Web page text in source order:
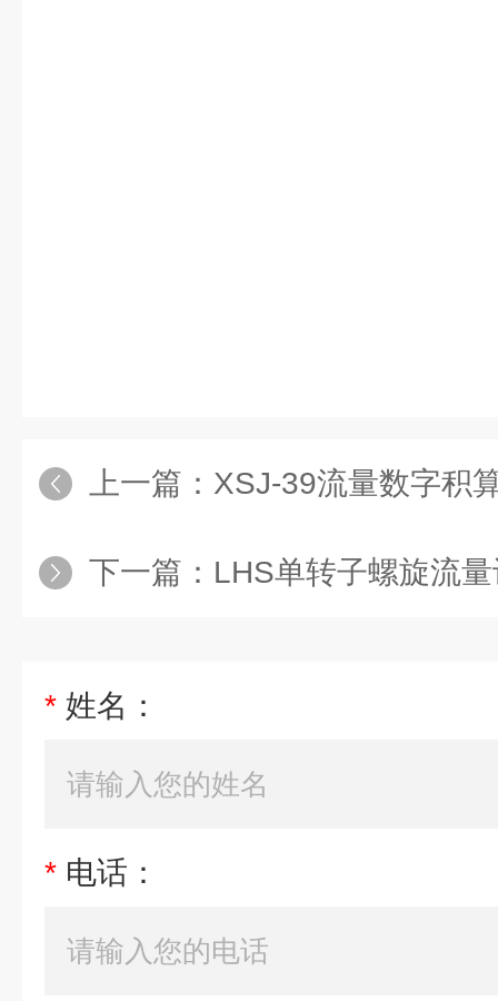
上一篇： XSJ-39流量数字积算仪，XSJ-
下一篇： LHS单转子螺旋流量计，LHS-
* 姓名：
* 电话：